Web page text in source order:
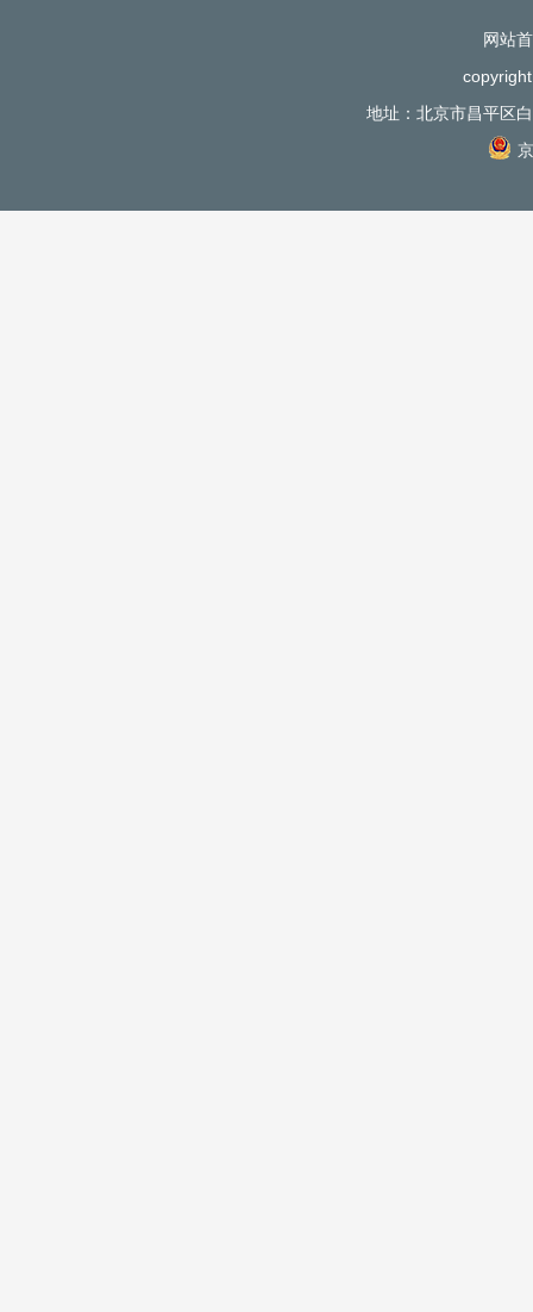
网站
地址：北京市昌平区